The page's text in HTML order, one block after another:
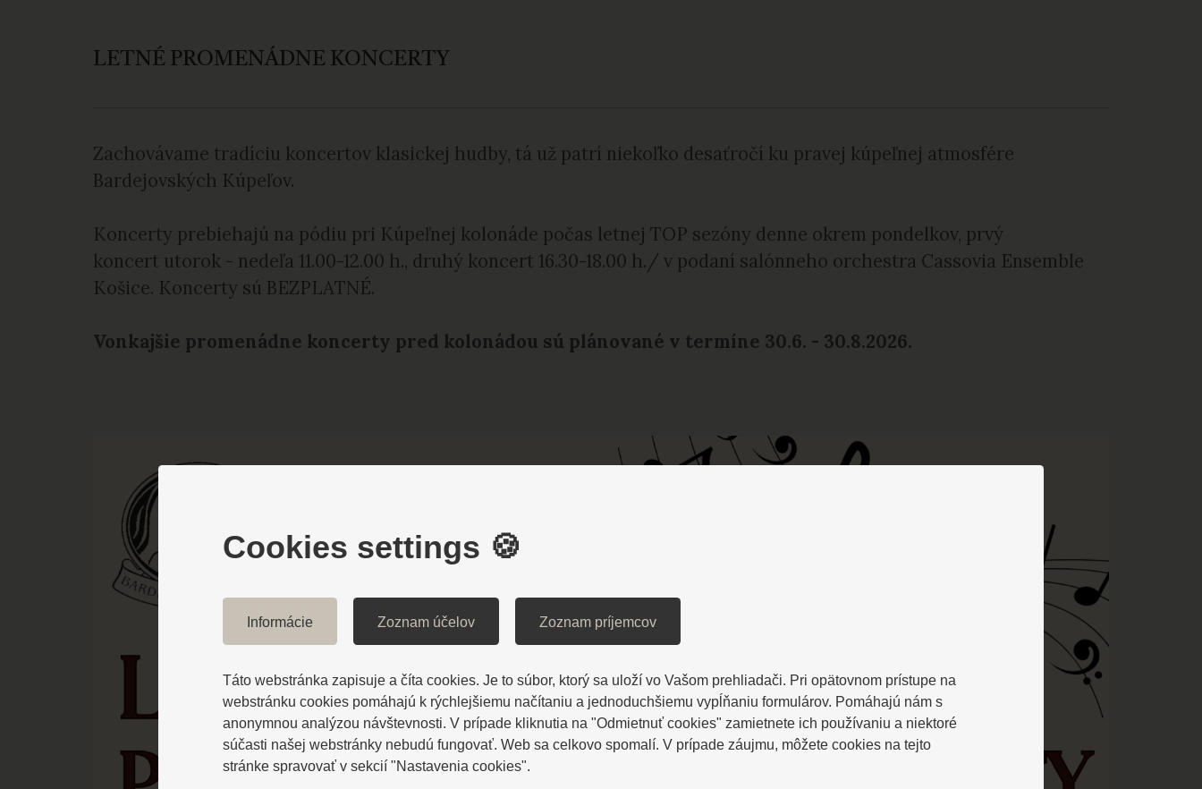
LETNÉ PROMENÁDNE KONCERTY
Zachovávame tradíciu koncertov klasickej hudby, tá už patrí niekoľko desaťročí ku pravej kúpeľnej atmosfére
Bardejovských Kúpeľov.
Koncerty prebiehajú na pódiu pri Kúpeľnej kolonáde počas letnej TOP sezóny denne okrem pondelkov, prvý
koncert utorok - nedeľa 11.00-12.00 h., druhý koncert 16.30-18.00 h./ v podaní salónneho orchestra Cassovia Ensemble
Košice. Koncerty sú BEZPLATNÉ.
Vonkajšie promenádne koncerty pred kolonádou sú plánované v termíne 30.6. - 30.8.2026.
Cookies settings 🍪
Informácie Zoznam účelov Zoznam príjemcov
Táto webstránka zapisuje a číta cookies. Je to súbor, ktorý sa uloží vo Vašom prehliadači. Pri opätovnom prístupe na
webstránku cookies pomáhajú k rýchlejšiemu načítaniu a jednoduchšiemu vypĺňaniu formulárov. Pomáhajú nám s
anonymnou analýzou návštevnosti. V prípade kliknutia na "Odmietnuť cookies" zamietnete ich používaniu a niektoré
súčasti našej webstránky nebudú fungovať. Web sa celkovo spomalí. V prípade záujmu, môžete cookies na tejto
stránke spravovať v sekcií "Nastavenia cookies".